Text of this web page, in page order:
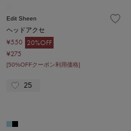
Edit Sheen
ヘッドアクセ
¥550 20%OFF
¥275
[50%OFFクーポン利用価格]
25